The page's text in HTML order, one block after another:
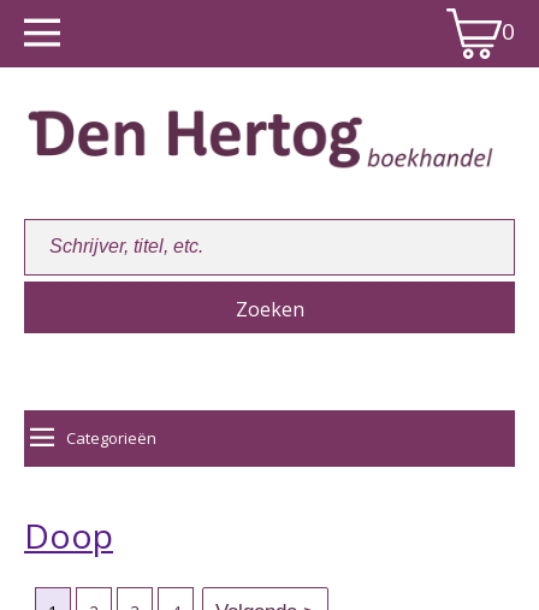
0
Winkelwagen:0
Categorieën
Doop